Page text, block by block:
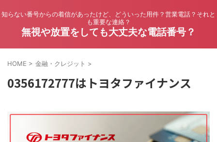
知らない番号からの着信があったけど、どういった用件？営業電話？それと
も重要な連絡？
無視や放置をしても大丈夫な電話番号？
HOME > 金融・クレジット >
0356172777はトヨタファイナンス